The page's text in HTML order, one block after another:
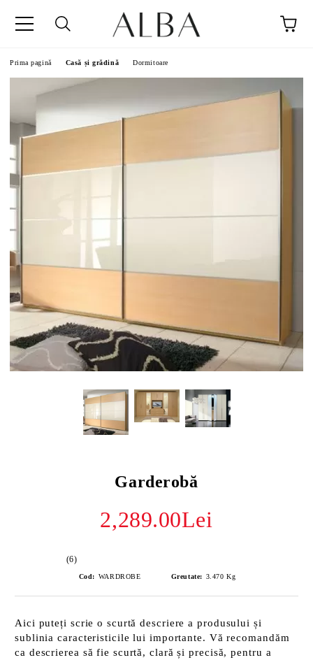
Prima pagină Casă și grădină Dormitoare
Garderobă
2,289.00Lei
(6)
Cod: WARDROBE Greutate: 3.470 Kg
Aici puteți scrie o scurtă descriere a produsului și
sublinia caracteristicile lui importante. Vă recomandăm
ca descrierea să fie scurtă, clară și precisă, pentru a